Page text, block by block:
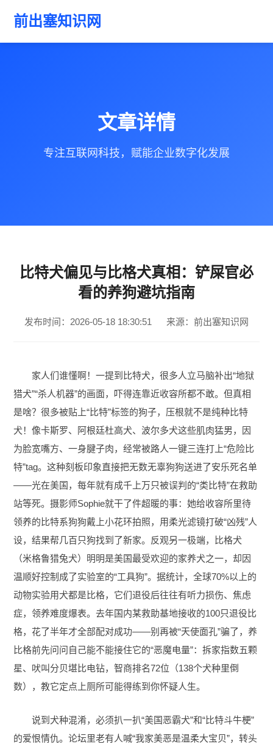
前出塞知识网
文章详情
专注互联网科技，赋能企业数字化发展
比特犬偏见与比格犬真相：铲屎官必
看的养狗避坑指南
发布时间：2026-05-18 18:30:51 来源：前出塞知识网
家人们谁懂啊！一提到比特犬，很多人立马脑补出“地狱
猎犬”“杀人机器”的画面，吓得连靠近收容所都不敢。但真相
是啥？很多被贴上“比特”标签的狗子，压根就不是纯种比特
犬！像卡斯罗、阿根廷杜高犬、波尔多犬这些肌肉猛男，因
为脸宽嘴方、一身腱子肉，经常被路人一键三连打上“危险比
特”tag。这种刻板印象直接把无数无辜狗狗送进了安乐死名单
——光在美国，每年就有成千上万只被误判的“类比特”在救助
站等死。摄影师Sophie就干了件超暖的事：她给收容所里待
领养的比特系狗狗戴上小花环拍照，用柔光滤镜打破“凶残”人
设，结果帮几百只狗找到了新家。反观另一极端，比格犬
（米格鲁猎兔犬）明明是美国最受欢迎的家养犬之一，却因
温顺好控制成了实验室的“工具狗”。据统计，全球70%以上的
动物实验用犬都是比格，它们退役后往往有听力损伤、焦虑
症，领养难度爆表。去年国内某救助基地接收的100只退役比
格，花了半年才全部配对成功——别再被“天使面孔”骗了，养
比格前先问问自己能不能接住它的“恶魔电量”：拆家指数五颗
星、吠叫分贝堪比电钻，智商排名72位（138个犬种里倒
数），教它定点上厕所可能得练到你怀疑人生。
说到犬种混淆，必须扒一扒“美国恶霸犬”和“比特斗牛梗”
的爱恨情仇。论坛里老有人喊“我家美恶是温柔大宝贝”，转头